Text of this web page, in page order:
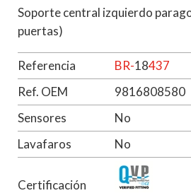
Soporte central izquierdo
puertas)
Referencia BR-18437
Ref. OEM
9816808580
Sensores
No
Lavafaros
No
Certificación